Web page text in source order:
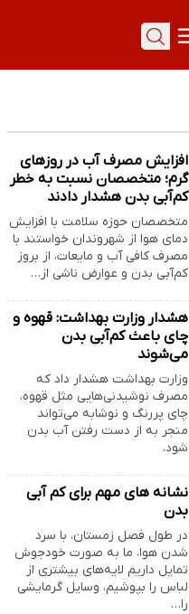
افزایش مصرف آب در روزهای
گرم؛ متخصصان نسبت به خطر
کم‌آبی بدن هشدار دادند
متخصصان حوزه سلامت با افزایش
دمای هوا از شهروندان خواستند با
مصرف کافی آب و مایعات، از بروز
کم‌آبی بدن و عوارض ناشی از…
هشدار وزارت بهداشت: قهوه و
چای باعث کم‌آبی بدن
می‌شوند
وزارت بهداشت هشدار داد که
مصرف نوشیدنی‌هایی مثل قهوه،
چای پررنگ و نوشابه می‌تواند
منجر به از دست رفتن آب بدن
شود.
نشانه های مهم برای کم آبی
بدن
در طول فصل زمستان، با سرد
شدن هوا، ما به صورت خودجوش
تمایل داریم لایه‌های بیشتری از
لباس را بپوشیم، وسایل گرمایشی
را…